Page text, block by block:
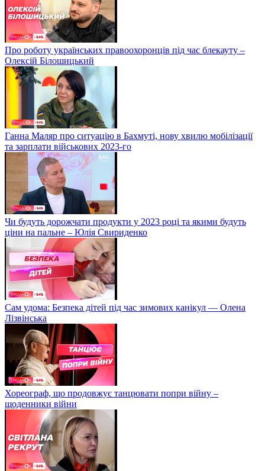
Про роботу українських правоохоронців під час блекауту –
Олексій Білошицький
Ганна Маляр про ситуацію в Бахмуті, нову хвилю мобілізації
та зарплати військових 2023-го
Чи будуть дорожчати продукти у 2023 році та якими будуть
ціни на пальне – Юлія Свириденко
Сам удома: Безпека дітей під час зимових канікул — Олена
Лізвінська
Хореограф, що продовжує танцювати попри війну –
щоденники війни